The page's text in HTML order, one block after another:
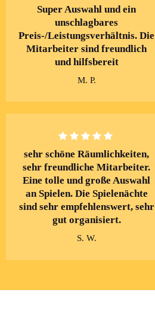
Super Auswahl und ein
unschlagbares
Preis-/Leistungsverhältnis. Die
Mitarbeiter sind freundlich
und hilfsbereit
M. P.
sehr schöne Räumlichkeiten,
sehr freundliche Mitarbeiter.
Eine tolle und große Auswahl
an Spielen. Die Spielenächte
sind sehr empfehlenswert, sehr
gut organisiert.
S. W.